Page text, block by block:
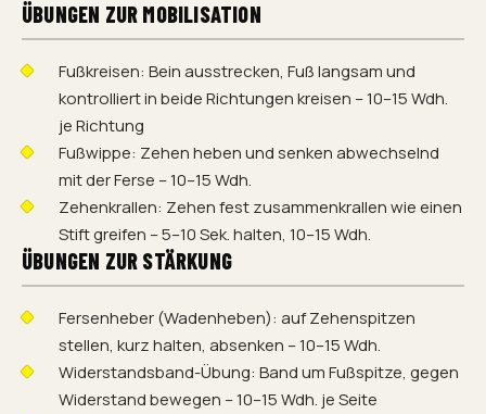
ÜBUNGEN ZUR MOBILISATION
Fußkreisen: Bein ausstrecken, Fuß langsam und
kontrolliert in beide Richtungen kreisen – 10–15 Wdh.
je Richtung
Fußwippe: Zehen heben und senken abwechselnd
mit der Ferse – 10–15 Wdh.
Zehenkrallen: Zehen fest zusammenkrallen wie einen
Stift greifen – 5–10 Sek. halten, 10–15 Wdh.
ÜBUNGEN ZUR STÄRKUNG
Fersenheber (Wadenheben): auf Zehenspitzen
stellen, kurz halten, absenken – 10–15 Wdh.
Widerstandsband-Übung: Band um Fußspitze, gegen
Widerstand bewegen – 10–15 Wdh. je Seite